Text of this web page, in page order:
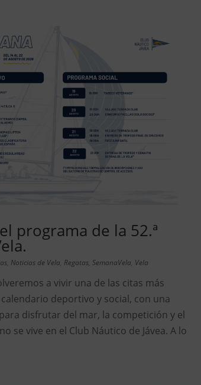
programa de la 52.ª
Noticias de Vela Regatas SemanaVela Vela
a vivir una de las citas más
deportivo y social, con una
disfrutar del mar, la competición y el
se vive en el Club Náutico de Jávea. A lo